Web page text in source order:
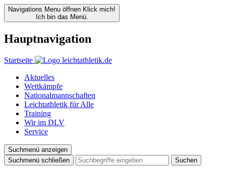
Navigations Menu öffnen Klick mich!
Ich bin das Menü.
Hauptnavigation
Startseite
Aktuelles
Wettkämpfe
Nationalmannschaften
Leichtathletik für Alle
Training
Wir im DLV
Service
Suchmenü anzeigen
Suchmenü schließen
Suchen